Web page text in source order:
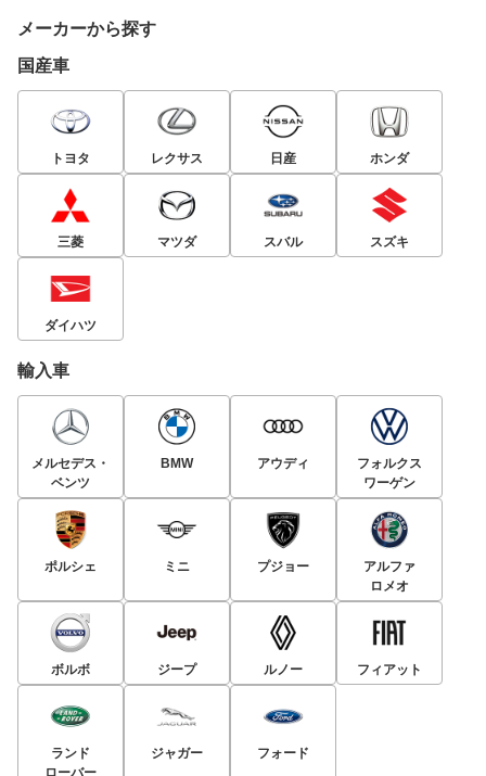
メーカーから探す
国産車
トヨタ レクサス 日産 ホンダ
三菱 マツダ スバル スズキ
ダイハツ
輸入車
メルセデス・
ベンツ
BMW アウディ
フォルクス
ワーゲン
ポルシェ ミニ プジョー
アルファ
ロメオ
ボルボ ジープ ルノー フィアット
ランド
ジャガー フォード